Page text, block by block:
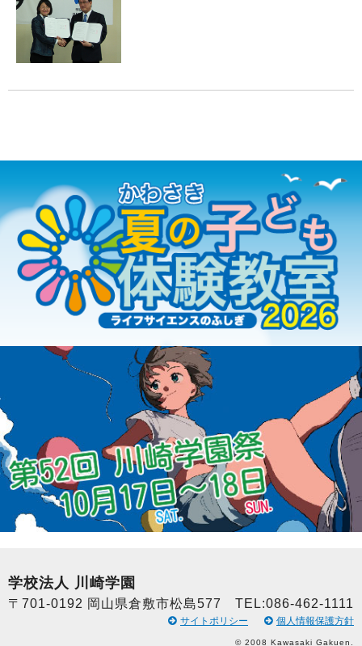
学校法人 川崎学園
〒701-0192 岡山県倉敷市松島577 TEL:086-462-1111
サイトポリシー 個人情報保護方針
© 2008 Kawasaki Gakuen.